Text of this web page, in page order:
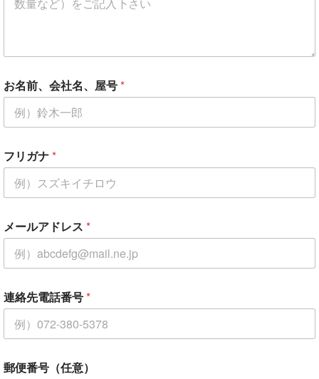
郵
番
号
任
）
連
先
話
番
お名前、会社名、屋号*
フリガナ*
メールアドレス *
連絡先電話番号*
郵便番号（任意）